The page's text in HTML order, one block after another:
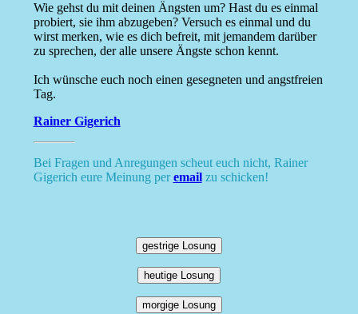
Wie gehst du mit deinen Ängsten um? Hast du es einmal
probiert, sie ihm abzugeben? Versuch es einmal und du
wirst merken, wie es dich befreit, mit jemandem darüber
zu sprechen, der alle unsere Ängste schon kennt.
Ich wünsche euch noch einen gesegneten und angstfreien
Tag.
Rainer Gigerich
Bei Fragen und Anregungen scheut euch nicht, Rainer
Gigerich eure Meinung peremailzu schicken!
gestrige Losung
heutige Losung
morgige Losung